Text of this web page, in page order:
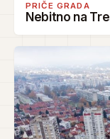
PRIČE GRADA
Nebitno na